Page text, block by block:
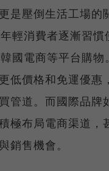
是壓倒生活工場的
輕消費者逐漸習慣
國電商等平台購物
低價格和免運優惠
管道。而國際品牌
極布局電商渠道，
銷售機會。